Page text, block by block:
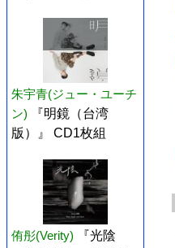
朱宇青(ジュー・ユーチ
ン)
『明鏡（台湾
版）』 CD1枚組
侑彤(Verity)
『光陰